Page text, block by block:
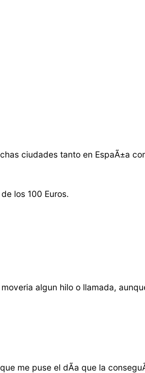
ciudades tanto en EspaÃ±a
los 100 Euros.
algun hilo o llamada,
me puse el dÃ­a que la